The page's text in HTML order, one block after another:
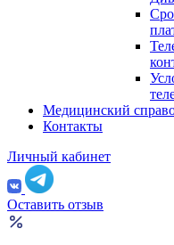
Медицинский
Контакты
Личный кабинет
Оставить отзыв